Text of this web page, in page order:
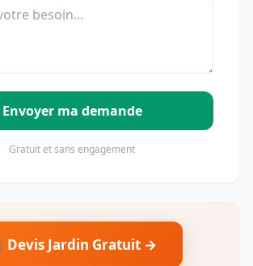
Envoyer ma demande
Gratuit et sans engagement
Devis Jardin Gratuit →